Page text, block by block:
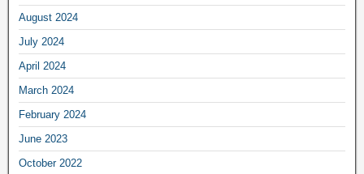
August 2024
July 2024
April 2024
March 2024
February 2024
June 2023
October 2022